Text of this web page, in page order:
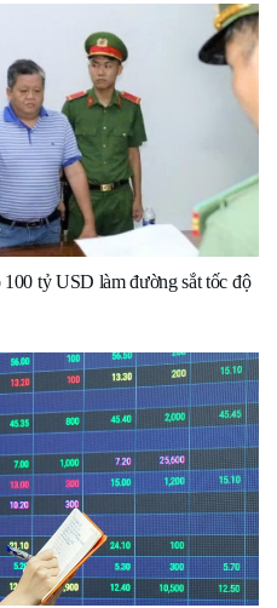
tỷ USD làm đường sắt tốc độ